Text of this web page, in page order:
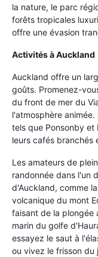
la nature, le parc
forêts tropicales
offre une évasion
Activités à Auckland
Auckland offre un
goûts. Promenez-
du front de mer du
l'atmosphère
tels que Ponsonby et
leurs cafés branchés
Les amateurs de
randonnée dans l'un
d'Auckland, comme
volcanique du mont
faisant de la plongée
marin du golfe
essayez le saut à
ou vivez le frisson du